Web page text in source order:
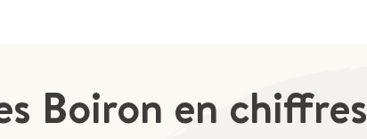
Boiron en chiffres